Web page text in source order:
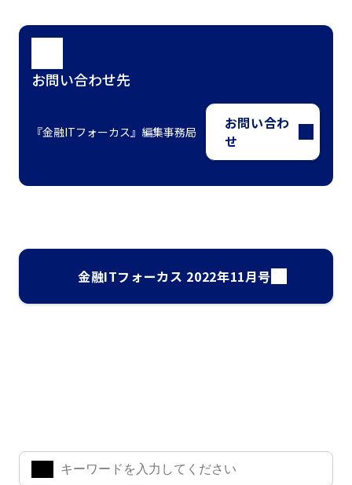
お問い合わせ先
『金融ITフォーカス』編集事務局
お問い合わ
せ
金融ITフォーカス 2022年11月号